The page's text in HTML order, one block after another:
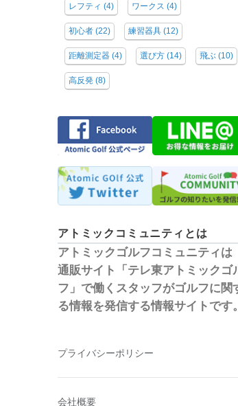
レフティ (4) ワークス (4)
初心者 (22) 練習器具 (12)
距離測定器 (4) 選び方 (14) 飛ぶ (10)
高反発 (8)
アトミックコミュニティとは
アトミックゴルフコミュニティは
通販サイト「テレ東アトミックゴ
フ」で働くスタッフがゴルフに関
る情報を発信する情報サイトです。
プライバシーポリシー
会社概要